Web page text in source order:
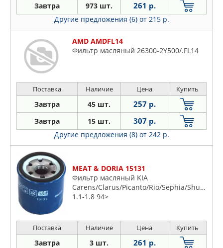
Завтра 973 шт. 261 р.
Другие предложения (6) от 215 р.
AMD AMDFL14
Фильтр масляный 26300-2Y500/.FL14
Поставка Наличие Цена Купить
Завтра 45 шт. 257 р.
Завтра 15 шт. 307 р.
Другие предложения (8) от 242 р.
MEAT & DORIA 15131
Фильтр масляный KIA
Carens/Clarus/Picanto/Rio/Sephia/Shuma
1.1-1.8 94>
Поставка Наличие Цена Купить
Завтра 3 шт. 261 р.